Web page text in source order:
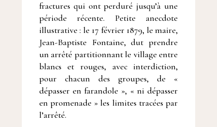
fractures qui ont perduré jusqu’à une
période récente. Petite anecdote
illustrative : le 17 février 1879, le maire,
Jean-Baptiste Fontaine, dut prendre
un arrêté partitionnant le village entre
blancs et rouges, avec interdiction,
pour chacun des groupes, de «
dépasser en farandole », « ni dépasser
en promenade » les limites tracées par
l’arrêté.